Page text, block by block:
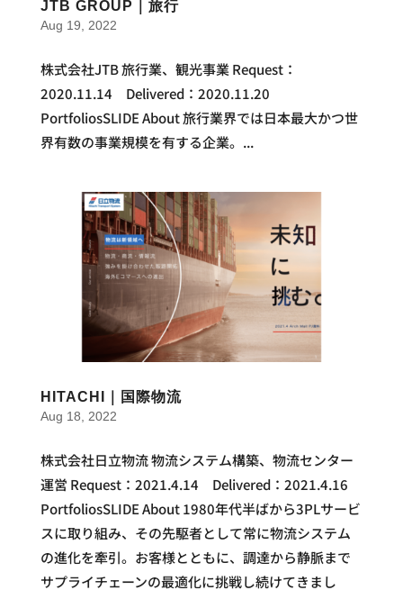
JTB GROUP｜旅行
Aug 19, 2022
株式会社JTB 旅行業、観光事業 Request：
2020.11.14 Delivered：2020.11.20
PortfoliosSLIDE About 旅行業界では日本最大かつ世
界有数の事業規模を有する企業。...
HITACHI｜国際物流
Aug 18, 2022
株式会社日立物流 物流システム構築、物流センター
運営 Request：2021.4.14 Delivered：2021.4.16
PortfoliosSLIDE About 1980年代半ばから3PLサービ
スに取り組み、その先駆者として常に物流システム
の進化を牽引。お客様とともに、調達から静脈まで
サプライチェーンの最適化に挑戦し続けてきまし